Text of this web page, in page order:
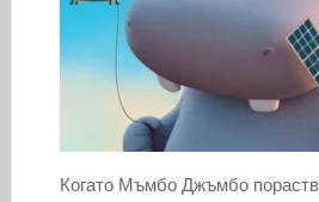
Когато Мъмбо Джъмбо